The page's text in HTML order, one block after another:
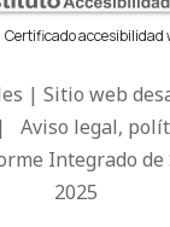
Certificado accesibilidad
| Sitio web
Aviso legal,
Integrado
2025